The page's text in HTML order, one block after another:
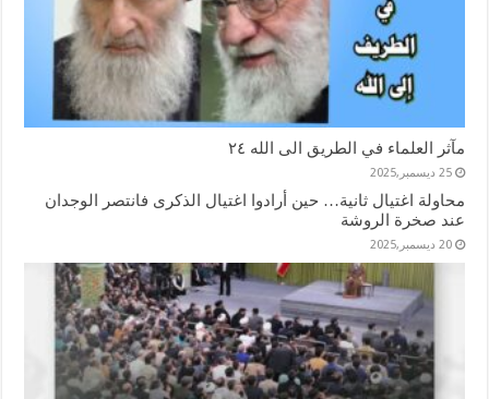
مآثر العلماء في الطريق الى الله ٢٤
25 ديسمبر,2025
محاولة اغتيال ثانية… حين أرادوا اغتيال الذكرى فانتصر الوجدان
عند صخرة الروشة
20 ديسمبر,2025